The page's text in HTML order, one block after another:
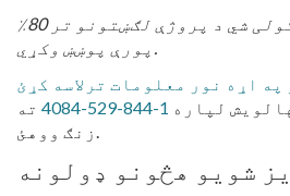
دا هڅونکی پروګرام کولی شي د پروژې لګښتونو تر 80٪
پورې پوښښ وکړي.
اړه نور معلومات ترلاسه کړئ
لپاره 1-844-529-4084
ته
زنګ ووهئ.
شویو هڅونو ډولونه